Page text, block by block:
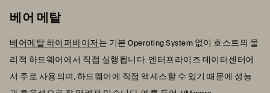
베어 메탈
베어메탈 하이퍼바이저 는 기본 Operating System 없이 호스트의 물
리적 하드웨어에서 직접 실행됩니다. 엔터프라이즈 데이터센터에
서 주로 사용되며, 하드웨어에 직접 액세스할 수 있기 때문에 성능